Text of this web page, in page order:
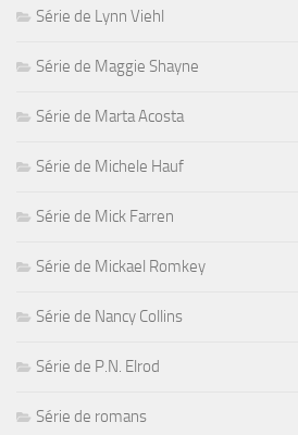
Série de Lynn Viehl
Série de Maggie Shayne
Série de Marta Acosta
Série de Michele Hauf
Série de Mick Farren
Série de Mickael Romkey
Série de Nancy Collins
Série de P.N. Elrod
Série de romans